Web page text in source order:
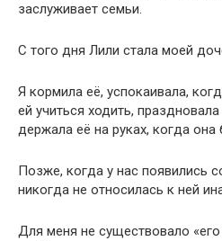
заслуживает семьи.
С того дня Лили стала моей
Я кормила её, успокаивала,
ей учиться ходить,
держала её на руках, когда она
Позже, когда у нас появились
никогда не относилась к ней
Для меня не существовало